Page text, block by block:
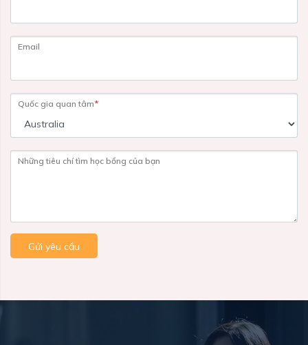
Email
Quốc gia quan tâm*
Những tiêu chí tìm học bổng của bạn
Gửi yêu cầu